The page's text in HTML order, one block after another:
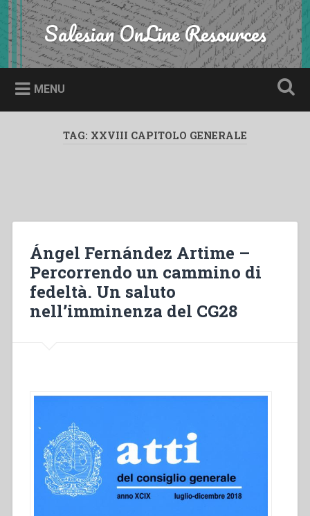
Skip
to
content
Search Salesian OnLine Resources
MENU
TAG: XXVIII CAPITOLO GENERALE
Ángel Fernández Artime –
Percorrendo un cammino di
fedeltà. Un saluto
nell’imminenza del CG28